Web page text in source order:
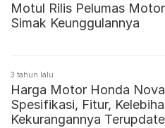
Motul Rilis Pelumas
Simak Keunggulannya
3 tahun lalu
Harga Motor Honda
Spesifikasi, Fitur,
Kekurangannya